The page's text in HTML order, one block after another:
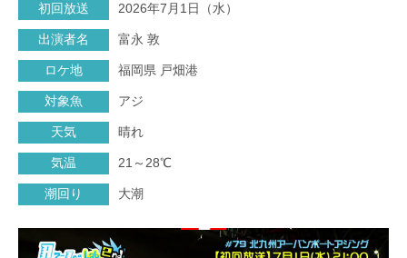
初回放送 2026年7月1日（水）
出演者名 富永 敦
ロケ地 福岡県 戸畑港
対象魚 アジ
天気 晴れ
気温 21～28℃
潮回り 大潮